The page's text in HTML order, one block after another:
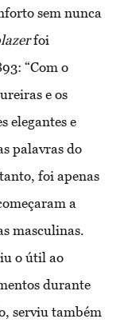
sem nunca
foi
“Com o
e os
elegantes e
palavras do
foi apenas
a
masculinas.
o útil ao
durante
serviu também